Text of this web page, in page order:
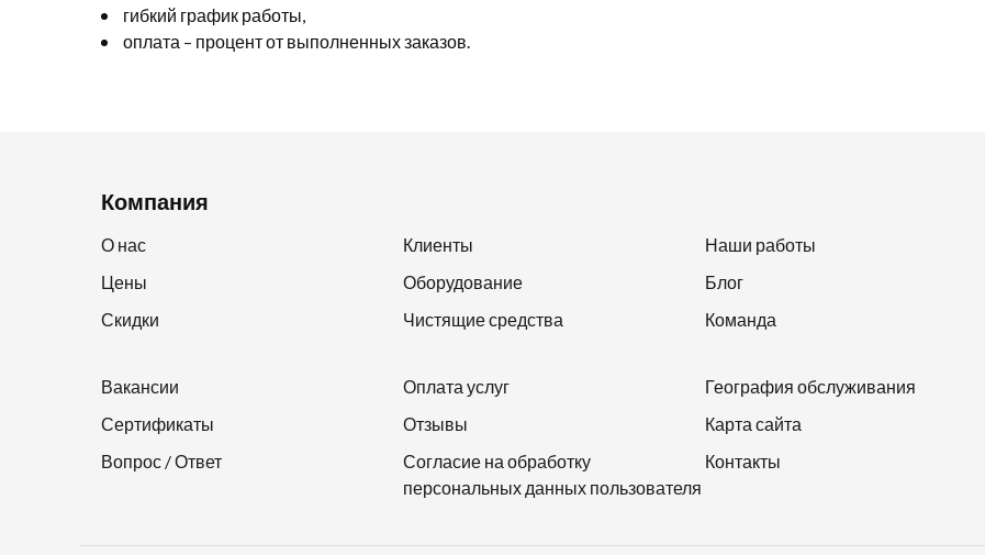
гибкий график работы,
оплата – процент от выполненных заказов.
Компания
О нас Клиенты
Наши работы
Цены
Оборудование
Блог
Скидки
Чистящие средства Команда
Вакансии Оплата услуг
География обслуживания
Сертификаты
Отзывы
Карта сайта
Вопрос / Ответ
Согласие на обработку
персональных данных пользователя
Контакты